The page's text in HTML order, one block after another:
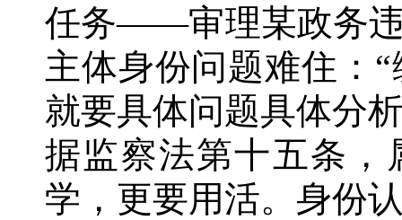
任务——审理某政务违
主体身份问题难住：
就要具体问题具体分
据监察法第十五条
学，更要用活。身份